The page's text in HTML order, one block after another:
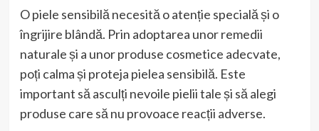
O piele sensibilă necesită o atenție specială și o
îngrijire blândă. Prin adoptarea unor remedii
naturale și a unor produse cosmetice adecvate,
poți calma și proteja pielea sensibilă. Este
important să asculți nevoile pielii tale și să alegi
produse care să nu provoace reacții adverse.